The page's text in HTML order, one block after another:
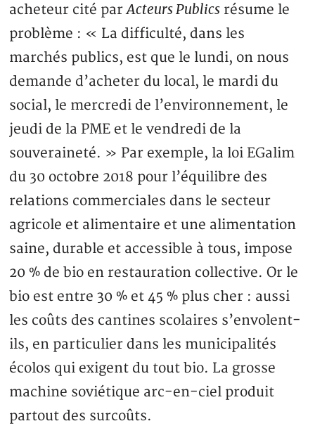
acheteur cité parActeurs Publics résume le
problème : « La difficulté, dans les
marchés publics, est que le lundi, on nous
demande d’acheter du local, le mardi du
social, le mercredi de l’environnement, le
jeudi de la PME et le vendredi de la
souveraineté. » Par exemple, la loi EGalim
du 30 octobre 2018 pour l’équilibre des
relations commerciales dans le secteur
agricole et alimentaire et une alimentation
saine, durable et accessible à tous, impose
20 % de bio en restauration collective. Or le
bio est entre 30 % et 45 % plus cher : aussi
les coûts des cantines scolaires s’envolent-
ils, en particulier dans les municipalités
écolos qui exigent du tout bio. La grosse
machine soviétique arc-en-ciel produit
partout des surcoûts.